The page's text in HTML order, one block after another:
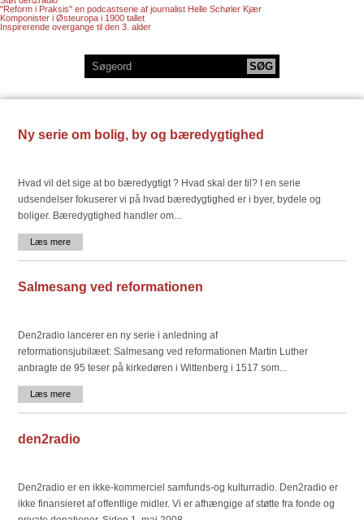
"Reform i Praksis" en podcastserie af journalist Helle Schøler Kjær
Komponister i Østeuropa i 1900 tallet
Inspirerende overgange til den 3. alder
Ny serie om bolig, by og bæredygtighed
Hvad vil det sige at bo bæredygtigt ? Hvad skal der til? I en serie
udsendelser fokuserer vi på hvad bæredygtighed er i byer, bydele og
boliger. Bæredygtighed handler om...
Læs mere
Salmesang ved reformationen
Den2radio lancerer en ny serie i anledning af
reformationsjubilæet: Salmesang ved reformationen Martin Luther
anbragte de 95 teser på kirkedøren i Wittenberg i 1517 som...
Læs mere
den2radio
Den2radio er en ikke-kommerciel samfunds-og kulturradio. Den2radio er
ikke finansieret af offentlige midler. Vi er afhængige af støtte fra fonde og